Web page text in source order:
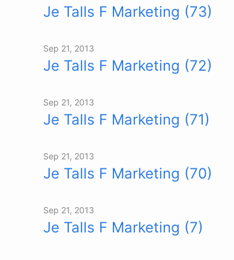
Je Talls F Marketing (73)
Sep 21, 2013
Je Talls F Marketing (72)
Sep 21, 2013
Je Talls F Marketing (71)
Sep 21, 2013
Je Talls F Marketing (70)
Sep 21, 2013
Je Talls F Marketing (7)